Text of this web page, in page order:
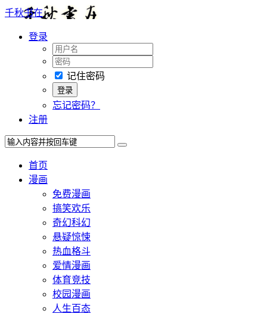
千秋书在
登录
记住密码
忘记密码？
注册
首页
漫画
免费漫画
搞笑欢乐
奇幻科幻
悬疑惊悚
热血格斗
爱情漫画
体育竞技
校园漫画
人生百态